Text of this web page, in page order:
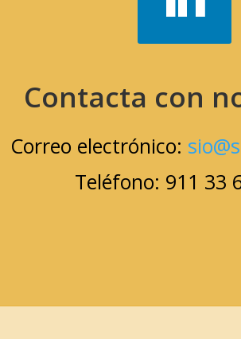
Contacta con
Correo electrónico:
Teléfono: 911 33